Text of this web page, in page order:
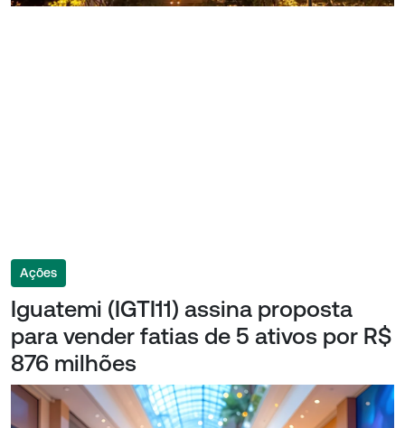
Ações
Iguatemi (IGTI11) assina proposta
para vender fatias de 5 ativos por R$
876 milhões